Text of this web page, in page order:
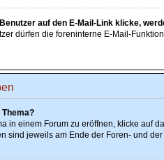
auf den E-Mail-Link klicke,
dürfen die foreninterne E-Mail-
in einem Forum zu eröffnen, klicke auf
sind jeweils am Ende der Foren- und